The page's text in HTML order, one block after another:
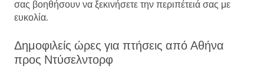
σας βοηθήσουν να ξεκινήσετε την περιπέτειά σας με
ευκολία.
Δημοφιλείς ώρες για πτήσεις από Αθήνα
προς Ντύσελντορφ